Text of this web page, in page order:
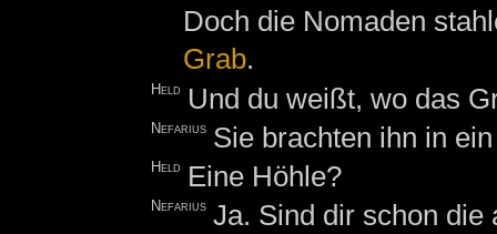
Doch die Nomaden
Grab.
Held Und du weißt, wo das
Nefarius Sie brachten ihn in
Held Eine Höhle?
Nefarius Ja. Sind dir schon